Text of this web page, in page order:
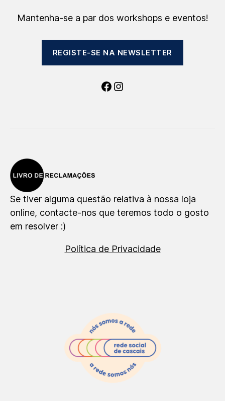
Mantenha-se a par dos workshops e eventos!
REGISTE-SE NA NEWSLETTER
Facebook
Instagram
Se tiver alguma questão relativa à nossa loja
online, contacte-nos que teremos todo o gosto
em resolver :)
Política de Privacidade